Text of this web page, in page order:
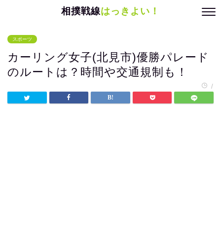
相撲戦線はっきよい！
スポーツ
カーリング女子(北見市)優勝パレード
のルートは？時間や交通規制も！
/